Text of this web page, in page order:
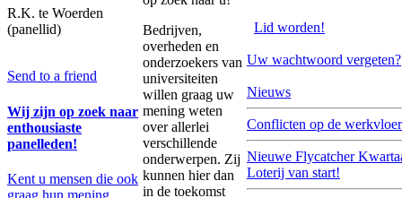
R.K. te Woerden
(panellid)
Send to a friend
Wij zijn op zoek naar
enthousiaste
panelleden!
Kent u mensen die ook
graag hun mening
Bedrijven,
overheden en
onderzoekers van
universiteiten
willen graag uw
mening weten
over allerlei
verschillende
onderwerpen. Zij
kunnen hier dan
in de toekomst
Lid worden!
Uw wachtwoord vergeten?
Nieuws
Conflicten op de werkvloer
Nieuwe Flycatcher
Loterij van start!